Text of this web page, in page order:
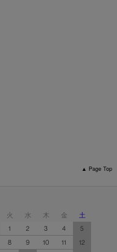
▲ Page Top
火 水 木 金
土
1
2 3 4
5
8 9 10 11
12